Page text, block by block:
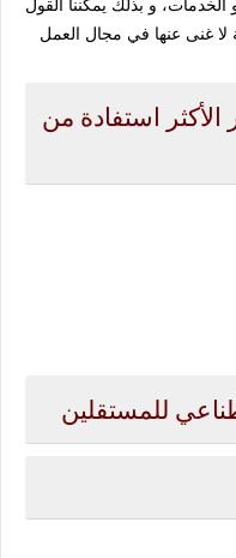
لا غنى عنها في مجال العمل
استفادة من
للمستقلين